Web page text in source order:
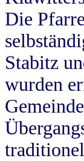
Die
Stabitz
wurden